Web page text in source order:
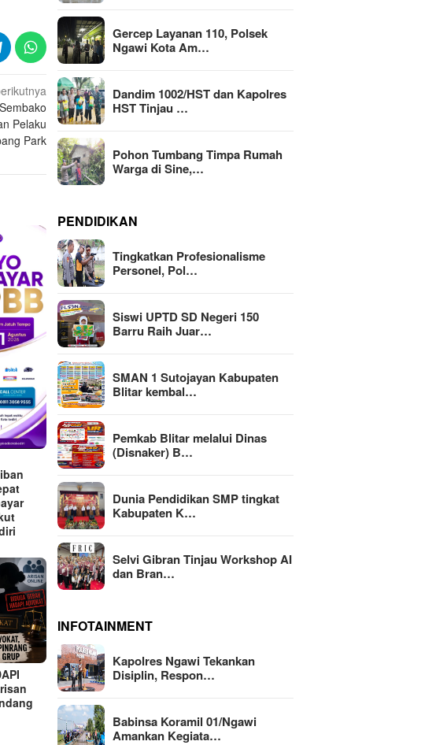
Pelaku
Park
Gercep Layanan 110, Polsek
Ngawi Kota Am…
Dandim 1002/HST dan Kapolres
HST Tinjau …
Pohon Tumbang Timpa Rumah
Warga di Sine,…
PENDIDIKAN
Tingkatkan Profesionalisme
Personel, Pol…
Siswi UPTD SD Negeri 150
Barru Raih Juar…
SMAN 1 Sutojayan Kabupaten
Blitar kembal…
Pemkab Blitar melalui Dinas
(Disnaker) B…
Dunia Pendidikan SMP tingkat
Kabupaten K…
Selvi Gibran Tinjau Workshop AI
dan Bran…
INFOTAINMENT
Kapolres Ngawi Tekankan
Disiplin, Respon…
Babinsa Koramil 01/Ngawi
Amankan Kegiata…